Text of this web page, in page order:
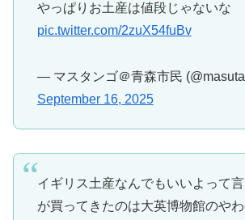
やっぱりお土産は値段じゃないな
pic.twitter.com/2zuX54fuBv
— マスタンゴ＠青森市民
September 16, 2025
イギリス土産なんでもいいよって
が買ってきたのは大英博物館のや